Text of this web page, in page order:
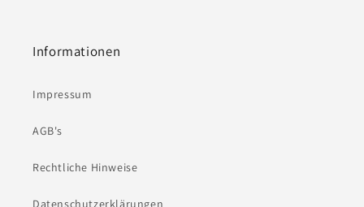
Informationen
Impressum
AGB's
Rechtliche Hinweise
Datenschutzerklärungen